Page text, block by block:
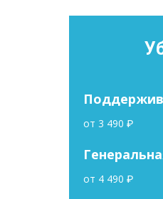
от 3 490 ₽
от 4 490 ₽